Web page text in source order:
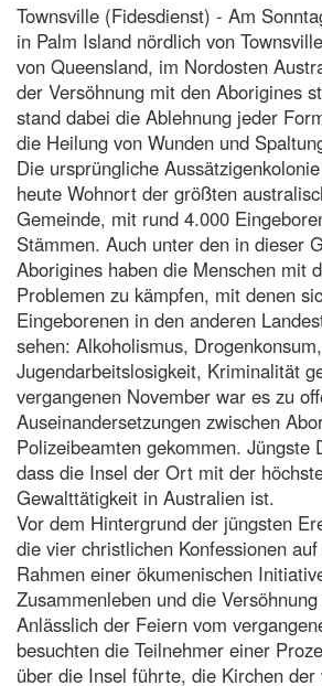
Townsville (Fidesdienst) - Am
in Palm Island nördlich von
von Queensland, im Nordosten
der Versöhnung mit den Aborigines
stand dabei die Ablehnung jeder
die Heilung von Wunden und
Die ursprüngliche
heute Wohnort der größten
Gemeinde, mit rund 4.000
Stämmen. Auch unter den in dieser
Aborigines haben die Menschen mit
Problemen zu kämpfen, mit denen
Eingeborenen in den anderen
sehen: Alkoholismus,
Jugendarbeitslosigkeit, Kriminalität
vergangenen November war es zu
Auseinandersetzungen zwischen
Polizeibeamten gekommen. Jüngste
dass die Insel der Ort mit der
Gewalttätigkeit in Australien ist.
Vor dem Hintergrund der jüngsten
die vier christlichen Konfessionen
Rahmen einer ökumenischen
Zusammenleben und die
Anlässlich der Feiern vom
besuchten die Teilnehmer einer
über die Insel führte, die Kirchen